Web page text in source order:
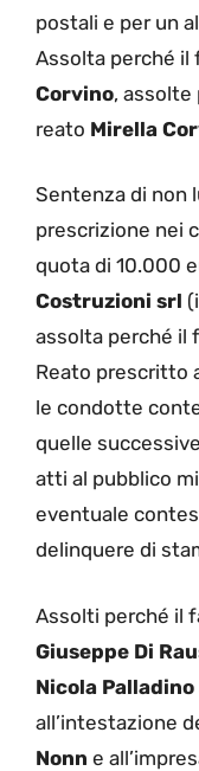
postali e per un
Assolta perché
Corvino,
reato Mirella
Sentenza di non
prescrizione nei
quota di 10.000
Costruzioni srl
assolta perché il
Reato prescritto
le condotte
quelle
atti al pubblico
eventuale
delinquere di
Assolti perché il
Giuseppe Di
Nicola Palladino
all’intestazione
Nonn e